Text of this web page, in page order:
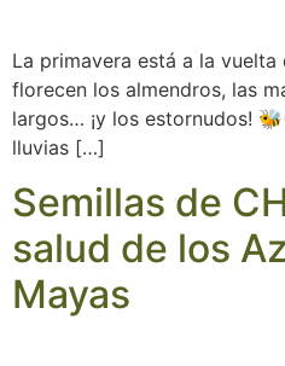
La primavera está a la
florecen los almendros, las
largos… ¡y los estornudos!
lluvias […]
Semillas de
salud de los
Mayas